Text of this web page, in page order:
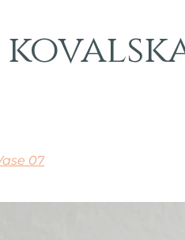
07